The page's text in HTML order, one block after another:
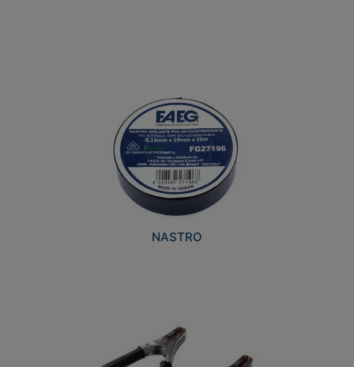
NASTRO